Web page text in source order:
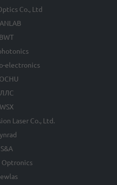
Co., Ltd
BWT
electronics
ЛЛС
WSX
Laser Co., Ltd.
S&A
Optronics